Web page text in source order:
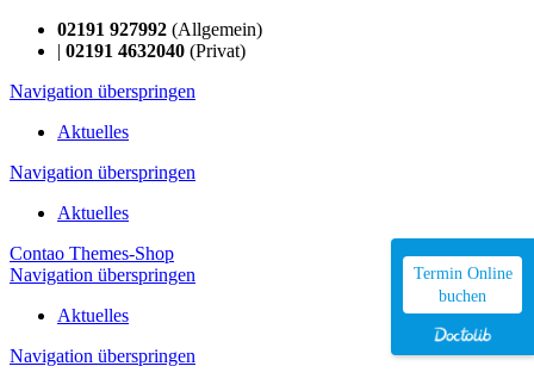
02191 927992 (Allgemein)
| 02191 4632040 (Privat)
Navigation überspringen
Aktuelles
Navigation überspringen
Aktuelles
Contao Themes-Shop
Navigation überspringen
Aktuelles
Navigation überspringen
Termin Online
buchen